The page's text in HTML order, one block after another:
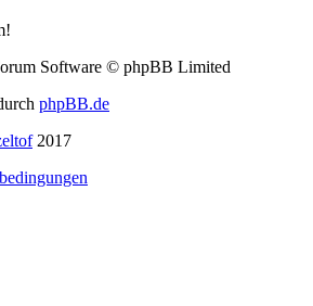
Software © phpBB Limited
phpBB.de
2017